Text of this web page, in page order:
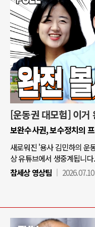
[운동권 대모험] 이거
보완수사권, 보수정치의
새로워진 '용사 김민하의 운
상 유튜브에서 생중계됩니다.
참세상 영상팀